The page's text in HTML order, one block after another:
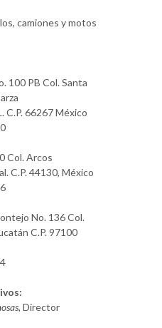
camiones y motos
100 PB Col. Santa
C.P. 66267 México
Col. Arcos
C.P. 44130, México
No. 136 Col.
C.P. 97100
Director